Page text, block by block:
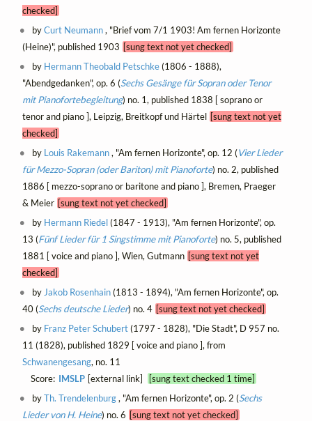
checked]
byCurt Neumann, "Brief vom 7/1 1903! Am fernen Horizonte
(Heine)", published 1903 [sung text not yet checked]
by Hermann Theobald Petschke(1806 - 1888),
"Abendgedanken", op. 6 (Sechs Gesänge für Sopran oder Tenor
mit Pianofortebegleitung) no. 1, published 1838 [ soprano or
tenor and piano ], Leipzig, Breitkopf und Härtel [sung text not yet
checked]
by Louis Rakemann, "Am fernen Horizonte", op. 12 (Vier Lieder
für Mezzo-Sopran (oder Bariton) mit Pianoforte) no. 2, published
1886 [ mezzo-soprano or baritone and piano ], Bremen, Praeger
& Meier [sung text not yet checked]
by Hermann Riedel(1847 - 1913), "Am fernen Horizonte", op.
13 (Fünf Lieder für 1 Singstimme mit Pianoforte) no. 5, published
1881 [ voice and piano ], Wien, Gutmann [sung text not yet
checked]
by Jakob Rosenhain(1813 - 1894), "Am fernen Horizonte", op.
40 (Sechs deutsche Lieder) no. 4 [sung text not yet checked]
by Franz Peter Schubert(1797 - 1828), "Die Stadt", D 957 no.
11 (1828), published 1829 [ voice and piano ], from
Schwanengesang, no. 11
Score: IMSLP [external link]
[sung text checked 1 time]
byTh. Trendelenburg, "Am fernen Horizonte", op. 2 (Sechs
Lieder von H. Heine) no. 6 [sung text not yet checked]